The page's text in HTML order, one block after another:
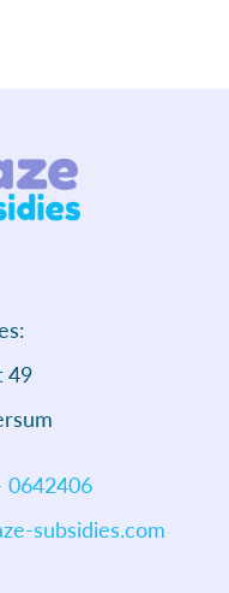
49
0642406
subsidies.com